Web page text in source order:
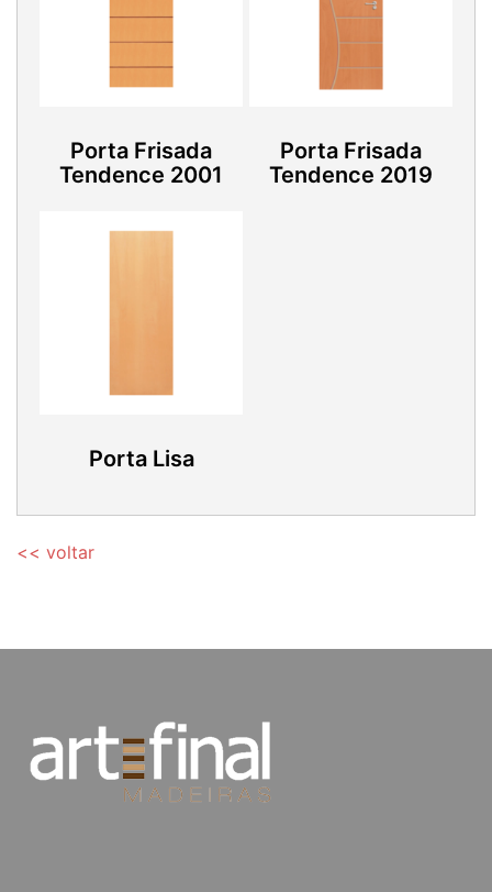
Porta Frisada
Tendence 2001
Porta Frisada
Tendence 2019
Porta Lisa
<< voltar